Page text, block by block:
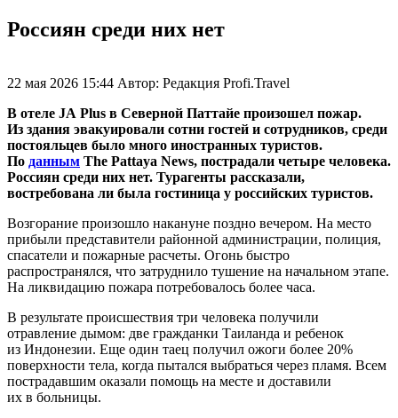
Россиян среди них нет
22 мая 2026 15:44 Автор: Редакция Profi.Travel
В отеле JA Plus в Северной Паттайе произошел пожар.
Из здания эвакуировали сотни гостей и сотрудников, среди
постояльцев было много иностранных туристов.
По данным The Pattaya News, пострадали четыре человека.
Россиян среди них нет. Турагенты рассказали,
востребована ли была гостиница у российских туристов.
Возгорание произошло накануне поздно вечером. На место
прибыли представители районной администрации, полиция,
спасатели и пожарные расчеты. Огонь быстро
распространялся, что затруднило тушение на начальном этапе.
На ликвидацию пожара потребовалось более часа.
В результате происшествия три человека получили
отравление дымом: две гражданки Таиланда и ребенок
из Индонезии. Еще один таец получил ожоги более 20%
поверхности тела, когда пытался выбраться через пламя. Всем
пострадавшим оказали помощь на месте и доставили
их в больницы.